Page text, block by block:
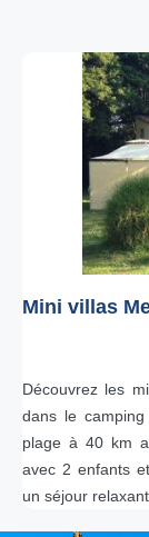
Mini villas
Découvrez les
dans le
plage à 40 km
avec 2 enfants
un séjour relaxant..